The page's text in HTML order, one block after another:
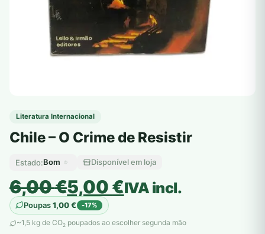
Literatura Internacional
Chile – O Crime de Resistir
Estado:Bom Disponível em loja
6,00€
O
preço
original
5,00€
O
preço
atual
IVA incl.
Poupas1,00€ -17%
~1,5 kg de CO2 poupados ao escolher segunda mão